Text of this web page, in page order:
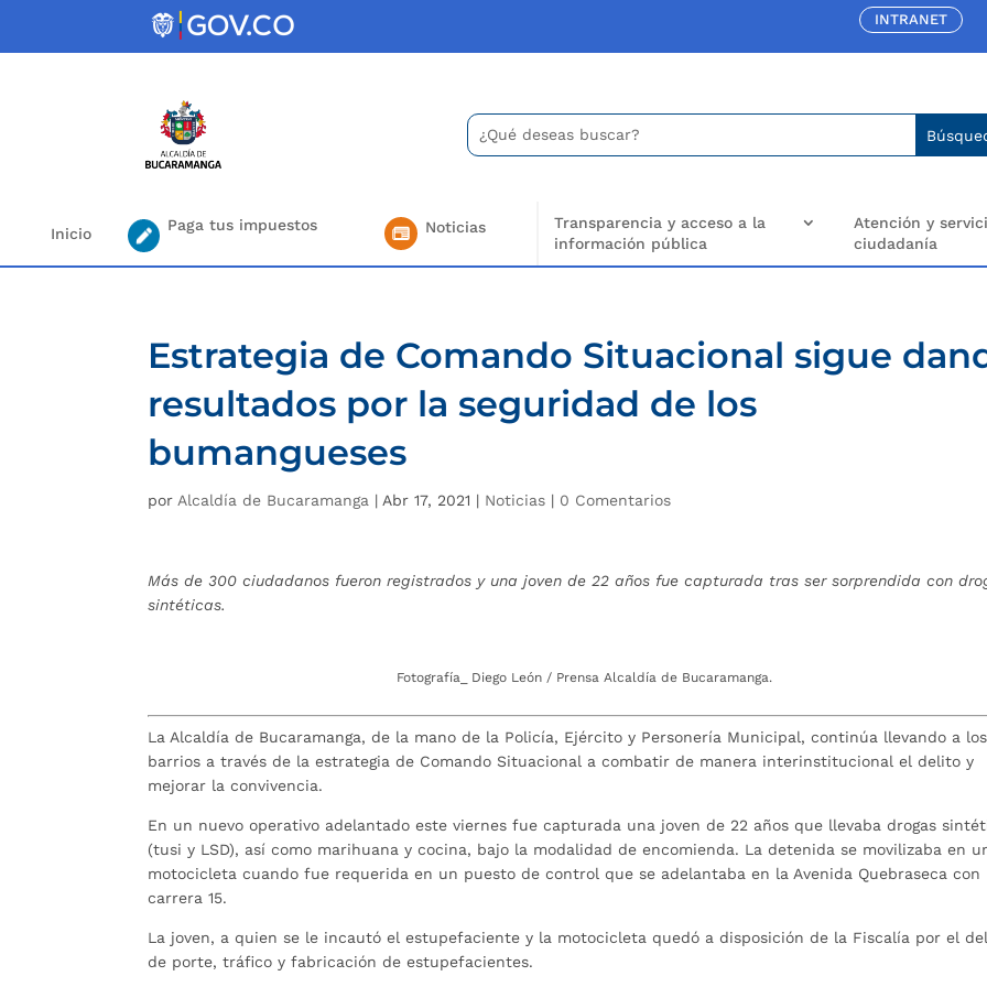
INTRANET
Buscar:
Search
for...
Inicio Paga tus impuestos Noticias
Transparencia y acceso a la
información pública
Atención y
ciudadanía
Estrategia de Comando Situacional sigue
resultados por la seguridad de los
bumangueses
por Alcaldía de Bucaramanga | Abr 17, 2021 | Noticias | 0 Comentarios
Más de 300 ciudadanos fueron registrados y una joven de 22 años fue capturada tras ser sorprendida con
sintéticas.
Fotografía_ Diego León / Prensa Alcaldía de Bucaramanga.
La Alcaldía de Bucaramanga, de la mano de la Policía, Ejército y Personería Municipal, continúa llevando a los
barrios a través de la estrategia de Comando Situacional a combatir de manera interinstitucional el delito y
mejorar la convivencia.
En un nuevo operativo adelantado este viernes fue capturada una joven de 22 años que llevaba drogas
(tusi y LSD), así como marihuana y cocina, bajo la modalidad de encomienda. La detenida se movilizaba en
motocicleta cuando fue requerida en un puesto de control que se adelantaba en la Avenida Quebraseca con
carrera 15.
La joven, a quien se le incautó el estupefaciente y la motocicleta quedó a disposición de la Fiscalía por el
de porte, tráfico y fabricación de estupefacientes.